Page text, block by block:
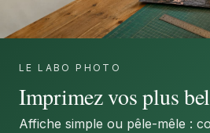
LE LABO PHOTO
Imprimez vos plus
Affiche simple ou pêle-mêle :